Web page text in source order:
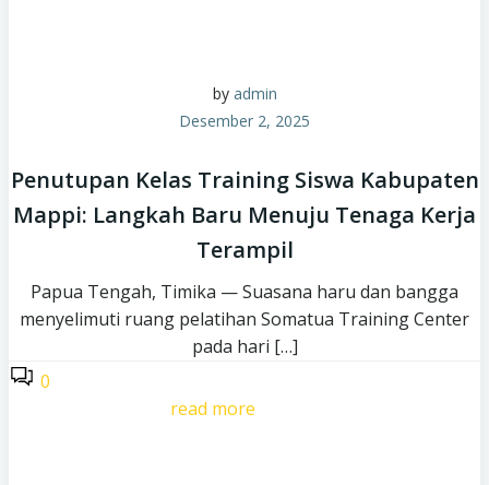
by admin
Desember 2, 2025
Penutupan Kelas Training Siswa Kabupaten
Mappi: Langkah Baru Menuju Tenaga Kerja
Terampil
Papua Tengah, Timika — Suasana haru dan bangga
menyelimuti ruang pelatihan Somatua Training Center
pada hari […]
0
read more